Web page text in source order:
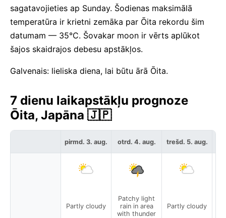
sagatavojieties ap Sunday. Šodienas maksimālā
temperatūra ir krietni zemāka par Ōita rekordu šim
datumam — 35°C. Šovakar moon ir vērts aplūkot
šajos skaidrajos debesu apstākļos.
Galvenais: lieliska diena, lai būtu ārā Ōita.
7 dienu laikapstākļu prognoze
Ōita, Japāna 🇯🇵
pirmd. 3. aug.
Partly cloudy
otrd. 4. aug.
Patchy light
rain in area
with thunder
trešd. 5. aug.
Partly cloudy